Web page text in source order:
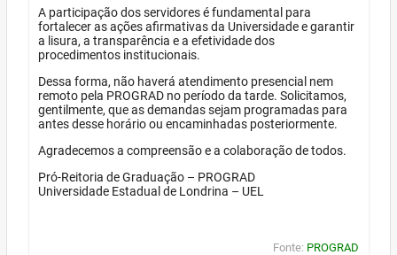
A participação dos servidores é fundamental para
fortalecer as ações afirmativas da Universidade e garantir
a lisura, a transparência e a efetividade dos
procedimentos institucionais.
Dessa forma, não haverá atendimento presencial nem
remoto pela PROGRAD no período da tarde. Solicitamos,
gentilmente, que as demandas sejam programadas para
antes desse horário ou encaminhadas posteriormente.
Agradecemos a compreensão e a colaboração de todos.
Pró-Reitoria de Graduação – PROGRAD
Universidade Estadual de Londrina – UEL
Fonte: PROGRAD